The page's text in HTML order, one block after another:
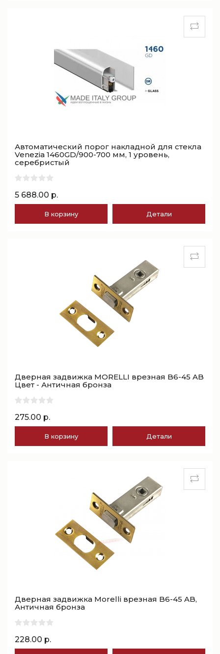
Автоматический порог накладной для стекла
Venezia 1460GD/900-700 мм, 1 уровень,
серебристый
5 688.00 р.
В корзину Детали
Дверная задвижка MORELLI врезная B6-45 AB
Цвет - Античная бронза
275.00 р.
В корзину Детали
Дверная задвижка Morelli врезная B6-45 AB,
Античная бронза
228.00 р.